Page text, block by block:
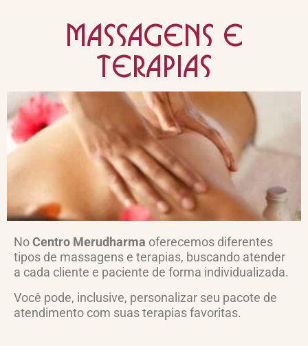
Massagens e
terapias
NoCentro Merudharma oferecemos diferentes
tipos de massagens e terapias, buscando atender
a cada cliente e paciente de forma individualizada.
Você pode, inclusive, personalizar seu pacote de
atendimento com suas terapias favoritas.